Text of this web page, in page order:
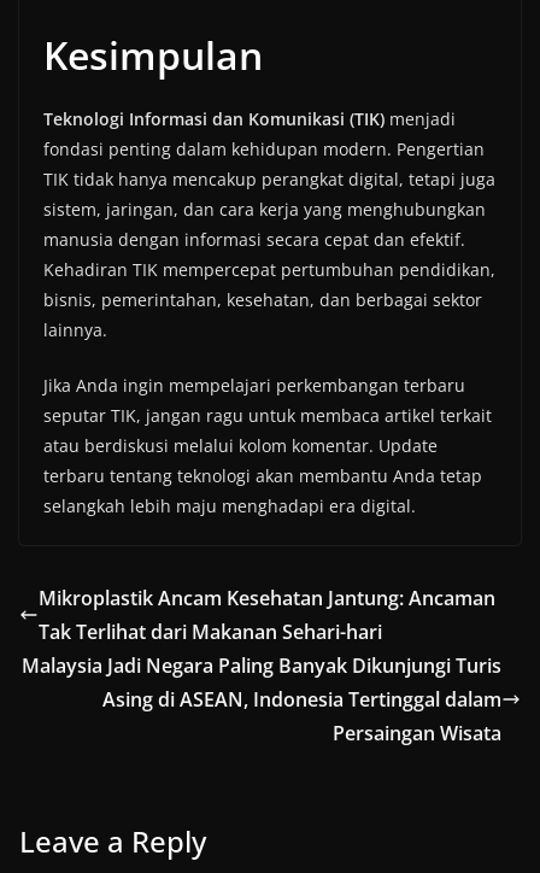
Kesimpulan
Teknologi Informasi dan Komunikasi (TIK) menjadi
fondasi penting dalam kehidupan modern. Pengertian
TIK tidak hanya mencakup perangkat digital, tetapi juga
sistem, jaringan, dan cara kerja yang menghubungkan
manusia dengan informasi secara cepat dan efektif.
Kehadiran TIK mempercepat pertumbuhan pendidikan,
bisnis, pemerintahan, kesehatan, dan berbagai sektor
lainnya.
Jika Anda ingin mempelajari perkembangan terbaru
seputar TIK, jangan ragu untuk membaca artikel terkait
atau berdiskusi melalui kolom komentar. Update
terbaru tentang teknologi akan membantu Anda tetap
selangkah lebih maju menghadapi era digital.
Mikroplastik Ancam Kesehatan Jantung: Ancaman
Tak Terlihat dari Makanan Sehari-hari
Malaysia Jadi Negara Paling Banyak Dikunjungi Turis
Asing di ASEAN, Indonesia Tertinggal dalam
Persaingan Wisata
Leave a Reply